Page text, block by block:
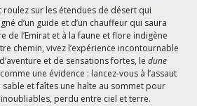
roulez sur les étendues de désert qui
d’un guide et d’un chauffeur qui saura
de l’Emirat et à la faune et flore indigène
chemin, vivez l’expérience incontournable
et de sensations fortes, ledune
une évidence : lancez-vous à l’assaut
et faîtes une halte au sommet pour
perdu entre ciel et terre.